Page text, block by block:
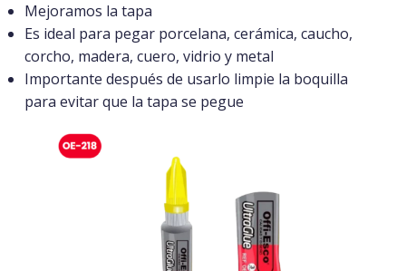
Mejoramos la tapa
Es ideal para pegar porcelana, cerámica, caucho,
corcho, madera, cuero, vidrio y metal
Importante después de usarlo limpie la boquilla
para evitar que la tapa se pegue